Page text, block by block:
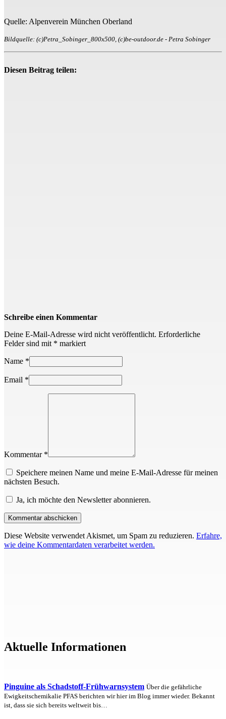
Quelle: Alpenverein München Oberland
Bildquelle: (c)Petra_Sobinger_800x500, (c)be-outdoor.de - Petra Sobinger
Diesen Beitrag teilen:
Schreibe einen Kommentar
Deine E-Mail-Adresse wird nicht veröffentlicht. Erforderliche
Felder sind mit * markiert
Name *
Email *
Kommentar *
Speichere meinen Name und meine E-Mail-Adresse für meinen
nächsten Besuch.
Ja, ich möchte den Newsletter abonnieren.
Diese Website verwendet Akismet, um Spam zu reduzieren. Erfahre,
wie deine Kommentardaten verarbeitet werden.
Aktuelle Informationen
Pinguine als Schadstoff-Frühwarnsystem Über die gefährliche
Ewigkeitschemikalie PFAS berichten wir hier im Blog immer wieder. Bekannt
ist, dass sie sich bereits weltweit bis…